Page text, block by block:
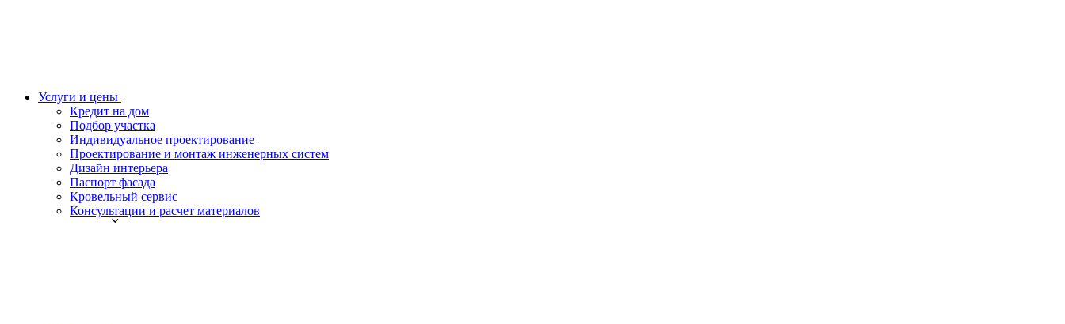
Услуги и цены
Кредит на дом
Подбор участка
Индивидуальное проектирование
Проектирование и монтаж инженерных систем
Дизайн интерьера
Паспорт фасада
Кровельный сервис
Консультации и расчет материалов